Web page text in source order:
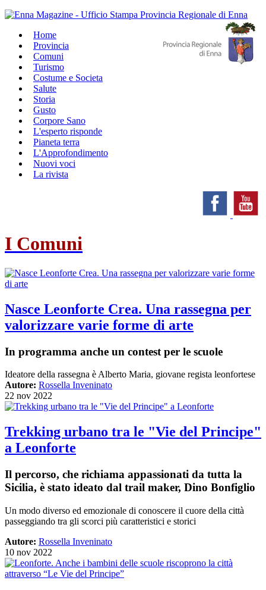
Home
Provincia
Comuni
Turismo
Costume e Societa
Salute
Storia
Gusto
Corpore Sano
L'esperto risponde
Pianeta terra
L'Approfondimento
Nuovi voci
La rivista
I Comuni
Nasce Leonforte Crea. Una rassegna per
valorizzare varie forme di arte
In programma anche un contest per le scuole
Ideatore della rassegna è Alberto Maria, giovane regista leonfortese
Autore: Rossella Inveninato
22 nov 2022
Trekking urbano tra le "Vie del Principe"
a Leonforte
Il percorso, che richiama appassionati da tutta la
Sicilia, è stato ideato dal trail maker, Dino Bonfiglio
Un modo diverso ed emozionale di conoscere il cuore della città
passeggiando tra gli scorci più caratteristici e storici
Autore: Rossella Inveninato
10 nov 2022